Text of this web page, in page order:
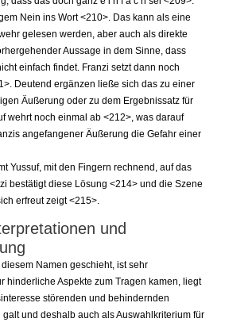
Nein ins Wort <210>. Das kann als eine
gelesen werden, aber auch als direkte
Aussage in dem Sinne, dass
einfach findet. Franzi setzt dann noch
Deutend ergänzen ließe sich das zu einer
Äußerung oder zu dem Ergebnissatz für
wehrt noch einmal ab <212>, was darauf
angefangener Äußerung die Gefahr einer
Yussuf, mit den Fingern rechnend, auf das
bestätigt diese Lösung <214> und die Szene
erfreut zeigt <215>.
und
Namen geschieht, ist sehr
hinderliche Aspekte zum Tragen kamen, liegt
störenden und behindernden
und deshalb auch als Auswahlkriterium für